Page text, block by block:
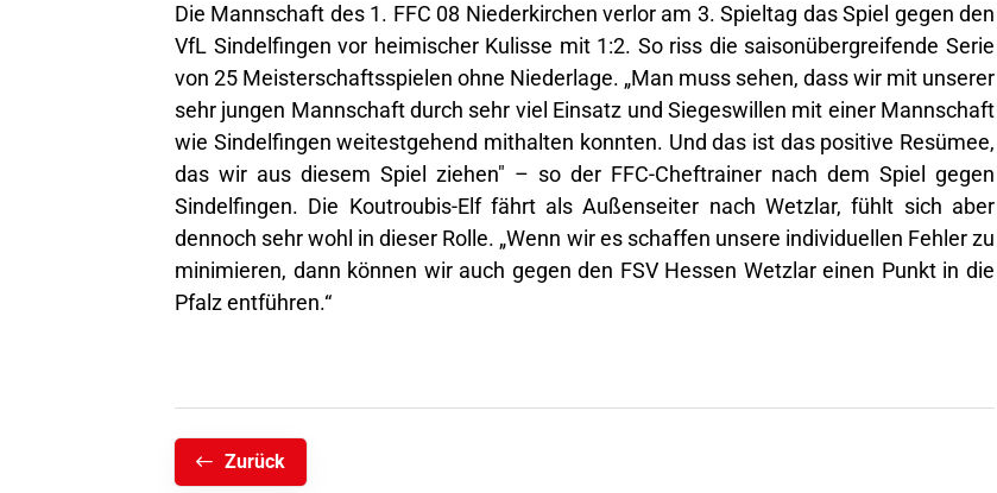
Die Mannschaft des 1. FFC 08 Niederkirchen verlor am 3. Spieltag das Spiel gegen den
VfL Sindelfingen vor heimischer Kulisse mit 1:2. So riss die saisonübergreifende Serie
von 25 Meisterschaftsspielen ohne Niederlage. „Man muss sehen, dass wir mit unserer
sehr jungen Mannschaft durch sehr viel Einsatz und Siegeswillen mit einer Mannschaft
wie Sindelfingen weitestgehend mithalten konnten. Und das ist das positive Resümee,
das wir aus diesem Spiel ziehen" – so der FFC-Cheftrainer nach dem Spiel gegen
Sindelfingen. Die Koutroubis-Elf fährt als Außenseiter nach Wetzlar, fühlt sich aber
dennoch sehr wohl in dieser Rolle. „Wenn wir es schaffen unsere individuellen Fehler zu
minimieren, dann können wir auch gegen den FSV Hessen Wetzlar einen Punkt in die
Pfalz entführen.“
Zurück